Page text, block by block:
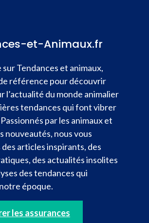
et-Animaux.fr
Tendances et animaux,
référence pour découvrir
l’actualité du monde animalier
tendances qui font vibrer
par les animaux et
nouveautés, nous vous
articles inspirants, des
des actualités insolites
des tendances qui
époque.
les assurances